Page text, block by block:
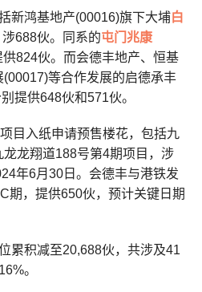
新鸿基地产(00016)旗下大埔白
涉688伙。同系的屯门兆康
供824伙。而会德丰地产、恒基
等合作发展的启德承丰
提供648伙和571伙。
目入纸申请预售楼花，包括九
龙翔道188号第4期项目，涉
年6月30日。会德丰与港铁发
期，提供650伙，预计关键日期
累积减至20,688伙，共涉及41
。